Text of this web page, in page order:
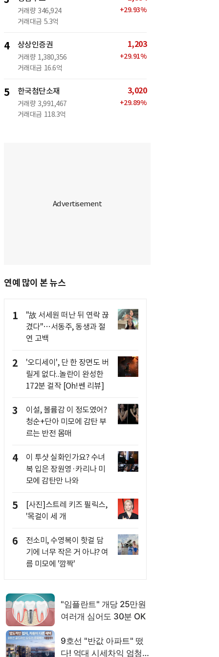
거래량 346,924
거래대금 5.3억
+29.93%
4 상상인증권
거래량 1,380,356
거래대금 16.6억
1,203
+29.91%
5 한국첨단소재
거래량 3,991,467
거래대금 118.3억
3,020
+29.89%
연예 많이 본 뉴스
1
"故 서세원 떠난 뒤 연락 끊
겼다"…서동주, 동생과 절
연 고백
2
'오디세이', 단 한 장면도 버
릴게 없다..놀란이 완성한
172분 걸작 [Oh!쎈 리뷰]
3
이설, 볼륨감 이 정도였어?
청순+단아 미모에 감탄 부
르는 반전 몸매
4
이 투샷 실화인가요? 수녀
복 입은 장원영·카리나 미
모에 감탄만 나와
5
[사진]스트레 키즈 필릭스,
'목걸이 세 개
6
전소미, 수영복이 핫걸 담
기에 너무 작은 거 아냐? 여
름 미모에 '깜짝'